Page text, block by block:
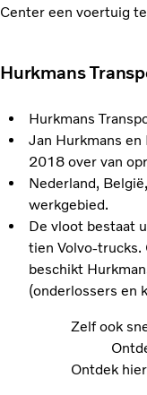
Center een voertuig te
Hurkmans
Hurkmans
Jan Hurkmans
2018 over van
Nederland,
werkgebied.
De vloot bestaat
tien Volvo-trucks.
beschikt
(onderlossers en
Zelf ook
Ontdek